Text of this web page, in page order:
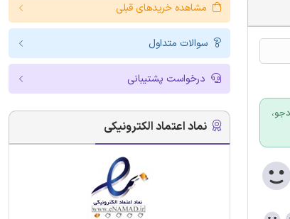
مشاهده خریدهای قبلی
سوالات متداول
درخواست پشتیبانی
نماد اعتماد الکترونیکی